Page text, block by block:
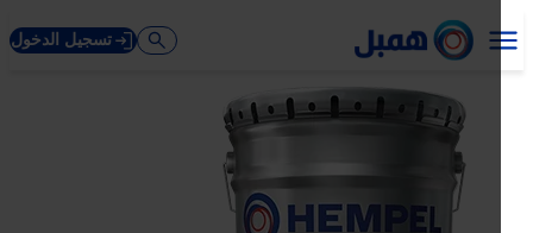
تسجيل الدخول